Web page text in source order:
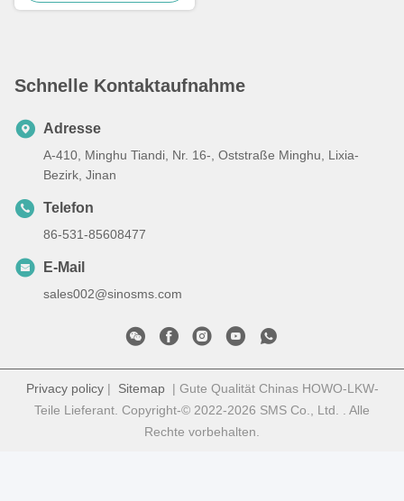
Schnelle Kontaktaufnahme
Adresse
A-410, Minghu Tiandi, Nr. 16-, Oststraße Minghu, Lixia-
Bezirk, Jinan
Telefon
86-531-85608477
E-Mail
sales002@sinosms.com
Privacy policy| Sitemap| Gute Qualität Chinas HOWO-LKW-
Teile Lieferant. Copyright-© 2022-2026 SMS Co., Ltd. . Alle
Rechte vorbehalten.